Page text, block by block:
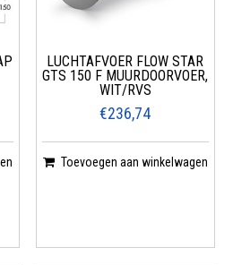
LUCHTAFVOER FLOW STAR
GTS 150 F MUURDOORVOER,
WIT/RVS
€236,74
Toevoegen aan winkelwagen